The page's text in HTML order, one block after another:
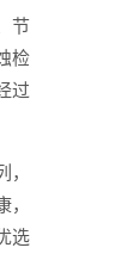
节
检
过
选